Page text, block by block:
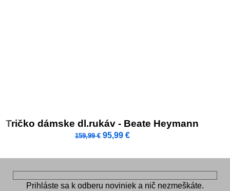
Tričko dámske dl.rukáv - Beate Heymann
159,99€ 95,99 €
Prihláste sa k odberu noviniek a nič nezmeškáte.